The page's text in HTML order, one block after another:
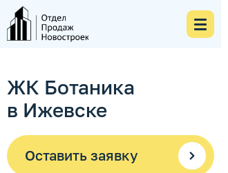
ЖК Ботаника
в Ижевске
Оставить заявку